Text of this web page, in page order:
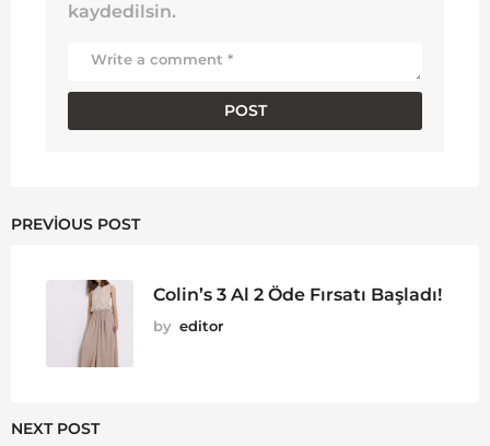
kaydedilsin.
PREVIOUS POST
Colin’s 3 Al 2 Öde Fırsatı Başladı!
by editor
NEXT POST